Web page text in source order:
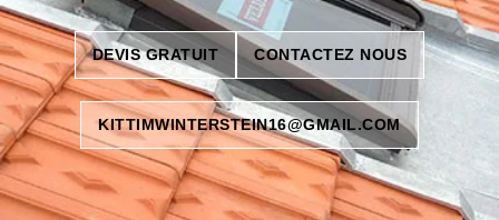
DEVIS GRATUIT CONTACTEZ NOUS
KITTIMWINTERSTEIN16@GMAIL.COM